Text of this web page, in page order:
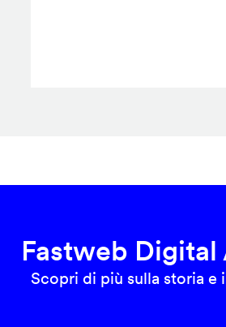
Fastweb Digital
Scopri di più sulla storia e